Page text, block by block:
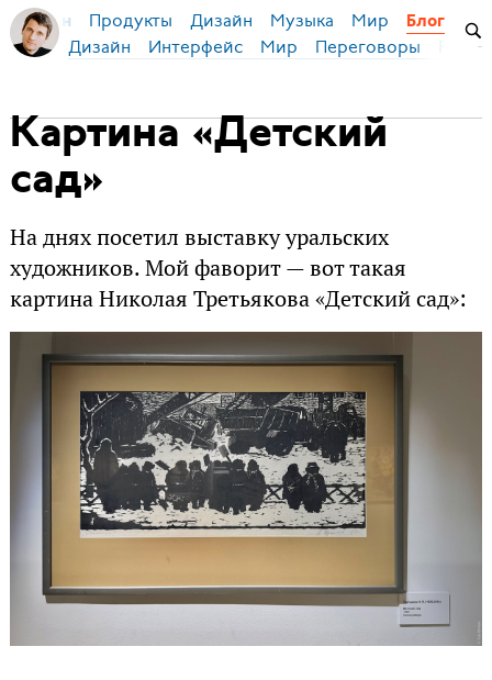
Бирман Продукты Дизайн Музыка Мир Блог
Дизайн Интерфейс Мир Переговоры
Картина «Детский
сад»
На днях посетил выставку уральских
художников. Мой фаворит — вот такая
картина Николая Третьякова «Детский сад»: